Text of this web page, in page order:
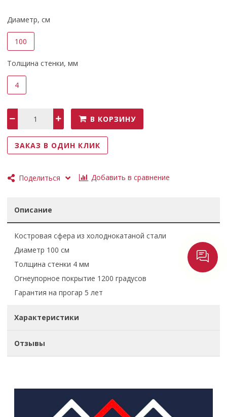
Диаметр, см
100
Толщина стенки, мм
4
В КОРЗИНУ
ЗАКАЗ В ОДИН КЛИК
Поделиться Добавить в сравнение
Описание
Костровая сфера из холоднокатаной стали
Диаметр 100 см
Толщина стенки 4 мм
Огнеупорное покрытие 1200 градусов
Гарантия на прогар 5 лет
Характеристики
Отзывы